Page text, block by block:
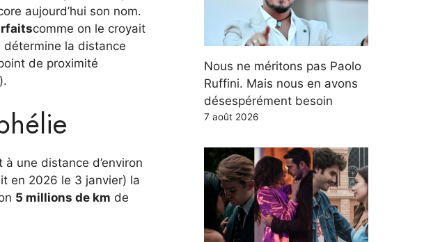
aujourd’hui son nom.
comme on le croyait
détermine la distance
de proximité
à une distance d’environ
en 2026 le 3 janvier) la
5 millions de km de
Nous ne méritons pas Paolo
Ruffini. Mais nous en avons
désespérément besoin
7 août 2026